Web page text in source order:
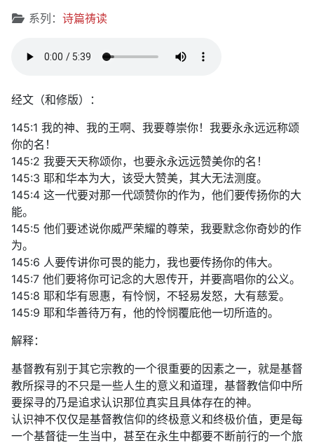
文章信息
系列： 诗篇祷读
经文（和修版）：
145:1 我的神、我的王啊、我要尊崇你！我要永永远远称颂
你的名！
145:2 我要天天称颂你，也要永永远远赞美你的名！
145:3 耶和华本为大，该受大赞美，其大无法测度。
145:4 这一代要对那一代颂赞你的作为，他们要传扬你的大
能。
145:5 他们要述说你威严荣耀的尊荣，我要默念你奇妙的作
为。
145:6 人要传讲你可畏的能力，我也要传扬你的伟大。
145:7 他们要将你可记念的大恩传开，并要高唱你的公义。
145:8 耶和华有恩惠，有怜悯，不轻易发怒，大有慈爱。
145:9 耶和华善待万有，他的怜悯覆庇他一切所造的。
解释：
基督教有别于其它宗教的一个很重要的因素之一，就是基督
教所探寻的不只是一些人生的意义和道理，基督教信仰中所
要探寻的乃是追求认识那位真实且具体存在的神。
认识神不仅仅是基督教信仰的终极意义和终极价值，更是每
一个基督徒一生当中，甚至在永生中都要不断前行的一个旅